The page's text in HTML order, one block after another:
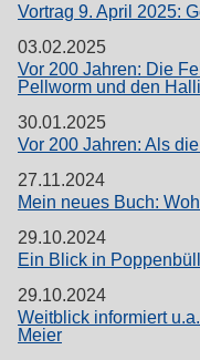
Vortrag 9. April 2025:
03.02.2025
Vor 200 Jahren: Die
Pellworm und den
30.01.2025
Vor 200 Jahren: Als
27.11.2024
Mein neues Buch:
29.10.2024
Ein Blick in
29.10.2024
Weitblick informiert
Meier